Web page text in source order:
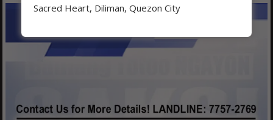
Sacred Heart, Diliman, Quezon City